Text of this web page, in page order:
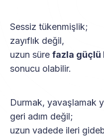
Sessiz tükenmişlik;
zayıflık değil,
uzun süre fazla güçlü
sonucu olabilir.
Durmak, yavaşlamak
geri adım değil;
uzun vadede ileri